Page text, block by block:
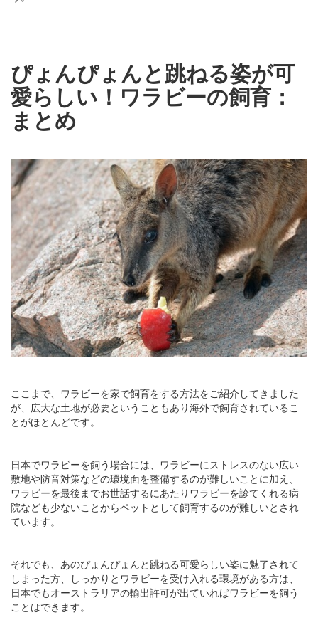
ぴょんぴょんと跳ねる姿が可
愛らしい！ワラビーの飼育：
まとめ
ここまで、ワラビーを家で飼育をする方法をご紹介してきました
が、広大な土地が必要ということもあり海外で飼育されているこ
とがほとんどです。
日本でワラビーを飼う場合には、ワラビーにストレスのない広い
敷地や防音対策などの環境面を整備するのが難しいことに加え、
ワラビーを最後までお世話するにあたりワラビーを診てくれる病
院なども少ないことからペットとして飼育するのが難しいとされ
ています。
それでも、あのぴょんぴょんと跳ねる可愛らしい姿に魅了されて
しまった方、しっかりとワラビーを受け入れる環境がある方は、
日本でもオーストラリアの輸出許可が出ていればワラビーを飼う
ことはできます。